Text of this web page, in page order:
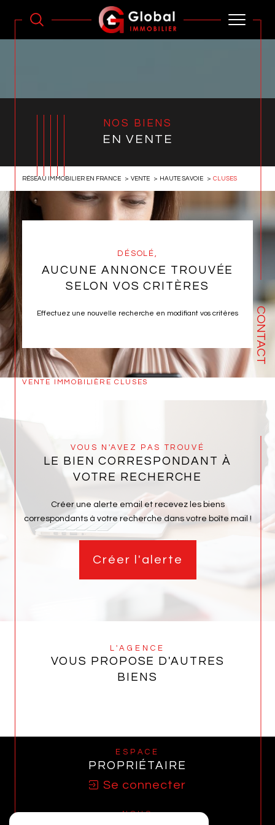
CONTACT
NOS BIENS
EN VENTE
RÉSEAU IMMOBILIER EN FRANCE VENTE HAUTE SAVOIE CLUSES
DÉSOLÉ,
AUCUNE ANNONCE TROUVÉE
SELON VOS CRITÈRES
Effectuez une nouvelle recherche en modifiant vos critères
VENTE IMMOBILIÈRE CLUSES
VOUS N'AVEZ PAS TROUVÉ
LE BIEN CORRESPONDANT À
VOTRE RECHERCHE
Créer une alerte email et recevez les biens
correspondants à votre recherche dans votre boîte mail !
Créer l'alerte
L'AGENCE
VOUS PROPOSE D'AUTRES
BIENS
ESPACE
PROPRIÉTAIRE
Se connecter
NOUS